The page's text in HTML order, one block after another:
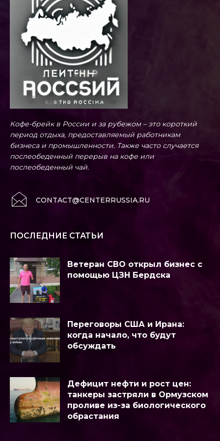
Кофе-брейк в России и за рубежом – это короткий
период отдыха, предоставляемый работникам
бизнеса и промышленности. Также часто случается
послеобеденный перерыв на кофе или
послеобеденный чай.
CONTACT@CENTERRUSSIA.RU
ПОСЛЕДНИЕ СТАТЬИ
Ветеран СВО открыл бизнес с
помощью ЦЗН Бердска
Переговоры США и Ирана:
когда начало, что будут
обсуждать
Дефицит нефти и рост цен:
танкеры застряли в Ормузском
проливе из-за биологического
обрастания